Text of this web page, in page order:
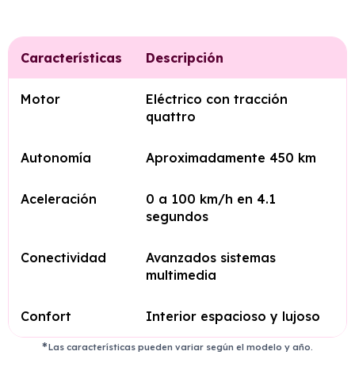
Características Descripción
Motor
Eléctrico con tracción
quattro
Autonomía Aproximadamente 450 km
Aceleración
0 a 100 km/h en 4.1
segundos
Conectividad
Avanzados sistemas
multimedia
Confort Interior espacioso y lujoso
Las características pueden variar según el modelo y año.